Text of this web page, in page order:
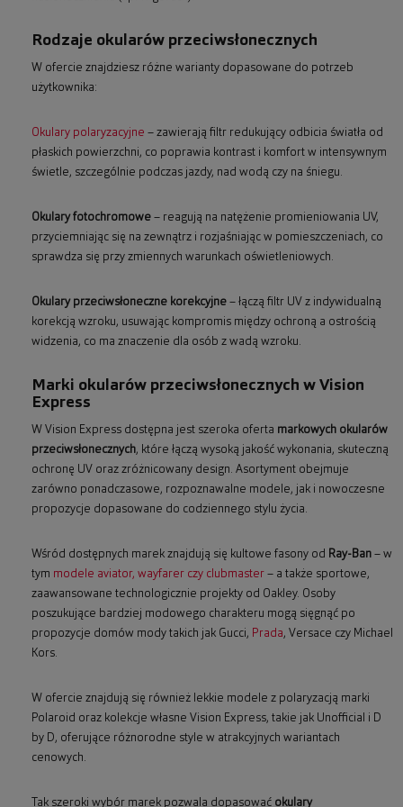
Rodzaje okularów przeciwsłonecznych
W ofercie znajdziesz różne warianty dopasowane do potrzeb
użytkownika:
Okulary polaryzacyjne – zawierają filtr redukujący odbicia światła od
płaskich powierzchni, co poprawia kontrast i komfort w intensywnym
świetle, szczególnie podczas jazdy, nad wodą czy na śniegu.
Okulary fotochromowe – reagują na natężenie promieniowania UV,
przyciemniając się na zewnątrz i rozjaśniając w pomieszczeniach, co
sprawdza się przy zmiennych warunkach oświetleniowych.
Okulary przeciwsłoneczne korekcyjne – łączą filtr UV z indywidualną
korekcją wzroku, usuwając kompromis między ochroną a ostrością
widzenia, co ma znaczenie dla osób z wadą wzroku.
Marki okularów przeciwsłonecznych w Vision
Express
W Vision Express dostępna jest szeroka oferta markowych okularów
przeciwsłonecznych, które łączą wysoką jakość wykonania, skuteczną
ochronę UV oraz zróżnicowany design. Asortyment obejmuje
zarówno ponadczasowe, rozpoznawalne modele, jak i nowoczesne
propozycje dopasowane do codziennego stylu życia.
Wśród dostępnych marek znajdują się kultowe fasony od Ray-Ban – w
tym modele aviator, wayfarer czy clubmaster – a także sportowe,
zaawansowane technologicznie projekty od Oakley. Osoby
poszukujące bardziej modowego charakteru mogą sięgnąć po
propozycje domów mody takich jak Gucci, Prada, Versace czy Michael
Kors.
W ofercie znajdują się również lekkie modele z polaryzacją marki
Polaroid oraz kolekcje własne Vision Express, takie jak Unofficial i D
by D, oferujące różnorodne style w atrakcyjnych wariantach
cenowych.
Tak szeroki wybór marek pozwala dopasować okulary